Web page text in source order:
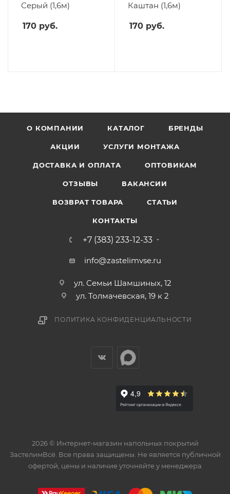
Серый (1,6м)
170 руб.
Каштан (1,6м)
170 руб.
О КОМПАНИИ КАТАЛОГ БРЕНДЫ
АКЦИИ УСЛУГИ МОНТАЖА
ДОСТАВКА И ОПЛАТА ОПТОВИКАМ
ОТЗЫВЫ ВАКАНСИИ
ВОЗВРАТ ТОВАРА СТАТЬИ
КОНТАКТЫ
+7 (383) 233-12-33
info@zastelimvse.ru
ул. Семьи Шамшиных, 12
ул. Толмачевская, 19 к 2
ПОЛИТИКА КОНФИДЕНЦИАЛЬНОСТИ
2026 © Интернет-магазин напольных покрытий
ЗастелимВсё. Все права защищены. Не является публичной
офертой, цены и наличие уточняйте у менеджера